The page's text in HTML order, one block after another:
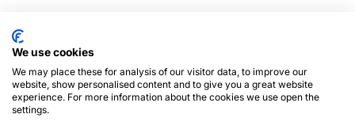
We use cookies
We may place these for analysis of our visitor data, to improve our
website, show personalised content and to give you a great website
experience. For more information about the cookies we use open the
settings.